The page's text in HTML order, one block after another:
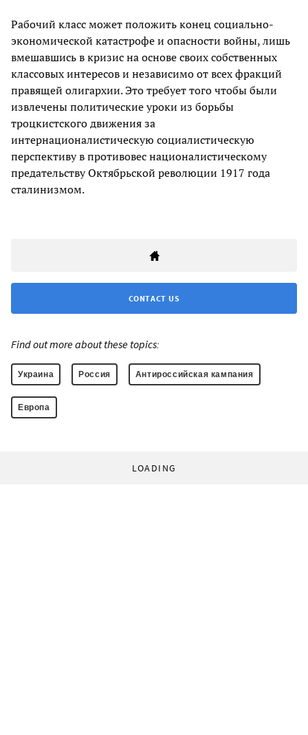
Рабочий класс может положить конец социально-
экономической катастрофе и опасности войны, лишь
вмешавшись в кризис на основе своих собственных
классовых интересов и независимо от всех фракций
правящей олигархии. Это требует того чтобы были
извлечены политические уроки из борьбы
троцкистского движения за
интернационалистическую социалистическую
перспективу в противовес националистическому
предательству Октябрьской революции 1917 года
сталинизмом.
CONTACT US
Find out more about these topics:
Украина Россия Антироссийская кампания
Европа
LOADING